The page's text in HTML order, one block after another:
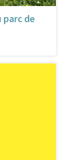
parc de